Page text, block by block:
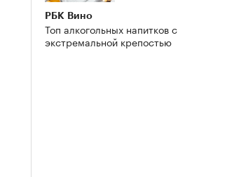
РБК Вино
Топ алкогольных напитков с
экстремальной крепостью